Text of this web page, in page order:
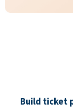
Build ticket